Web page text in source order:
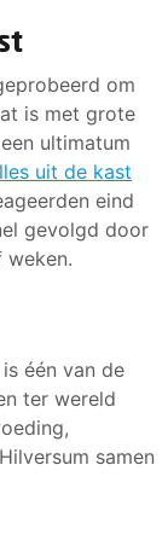
om
is met grote
ultimatum
uit de kast
eind
gevolgd door
weken.
één van de
ter wereld
samen